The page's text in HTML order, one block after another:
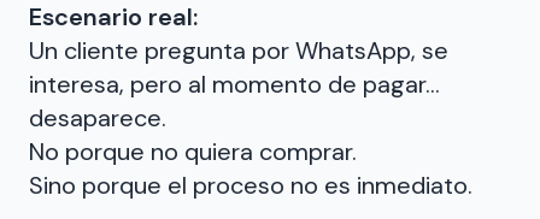
Escenario real:
Un cliente pregunta por WhatsApp, se
interesa, pero al momento de pagar…
desaparece.
No porque no quiera comprar.
Sino porque el proceso no es inmediato.